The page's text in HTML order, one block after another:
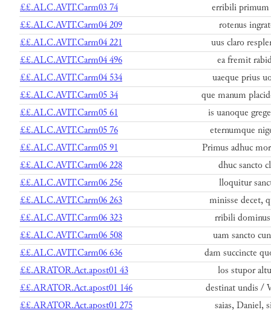
££.ALC.AVIT.Carm03 74
erribili primum
££.ALC.AVIT.Carm04 209
rotenus
££.ALC.AVIT.Carm04 221
uus claro
££.ALC.AVIT.Carm04 496
ea fremit
££.ALC.AVIT.Carm04 534
uaeque prius
££.ALC.AVIT.Carm05 34
que manum
££.ALC.AVIT.Carm05 61
is uanoque
££.ALC.AVIT.Carm05 76
eternumque
££.ALC.AVIT.Carm05 91
Primus adhuc
££.ALC.AVIT.Carm06 228
dhuc sancto
££.ALC.AVIT.Carm06 256
lloquitur
££.ALC.AVIT.Carm06 263
minisse decet,
££.ALC.AVIT.Carm06 323
rribili
££.ALC.AVIT.Carm06 508
uam sancto
££.ALC.AVIT.Carm06 636
dam succincte
££.ARATOR.Act.apost01 43
los stupor
££.ARATOR.Act.apost01 146
destinat undis /
££.ARATOR.Act.apost01 275
saias, Daniel,